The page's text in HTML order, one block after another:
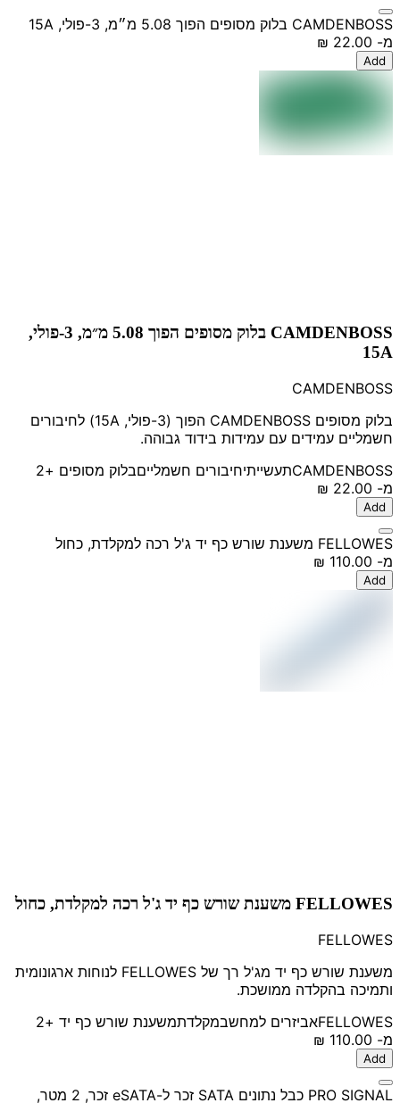
CAMDENBOSS בלוק מסופים הפוך 5.08 מ״מ, 3-פולי, 15A
מ-
Add
CAMDENBOSS בלוק מסופים הפוך 5.08 מ״מ, 3-פולי,
15A
CAMDENBOSS
בלוק מסופים CAMDENBOSS הפוך (3-פולי, 15A) לחיבורים
חשמליים עמידים עם עמידות בידוד גבוהה.
CAMDENBOSSתעשייתיחיבורים חשמלייםבלוק מסופים +2
מ-
Add
FELLOWES משענת שורש כף יד ג'ל רכה למקלדת, כחול
מ-
Add
FELLOWES משענת שורש כף יד ג'ל רכה למקלדת, כחול
FELLOWES
משענת שורש כף יד מג'ל רך של FELLOWES לנוחות ארגונומית
ותמיכה בהקלדה ממושכת.
FELLOWESאביזרים למחשבמקלדתמשענת שורש כף יד +2
מ-
Add
PRO SIGNAL כבל נתונים SATA זכר ל-eSATA זכר, 2 מטר,